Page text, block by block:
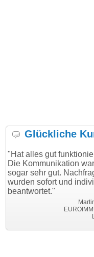
Glückliche
funktioniert.
war
gut. Nachfragen
und individuell
EUROIMMUN AG
i